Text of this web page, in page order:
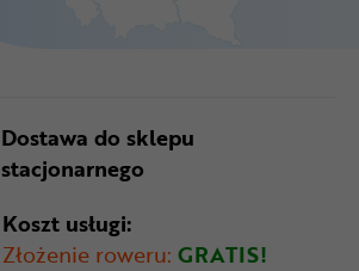
Dostawa do sklepu
stacjonarnego
Koszt usługi:
Złożenie roweru: GRATIS!